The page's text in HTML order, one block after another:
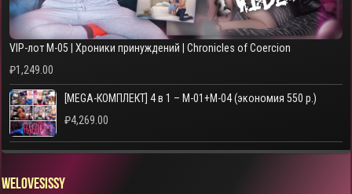
VIP-лот M-05 | Хроники принуждений | Chronicles of Coercion
₽1,249.00
[MEGA-КОМПЛЕКТ] 4 в 1 – M-01+M-04 (экономия 550 р.)
₽4,269.00
WELOVESISSY